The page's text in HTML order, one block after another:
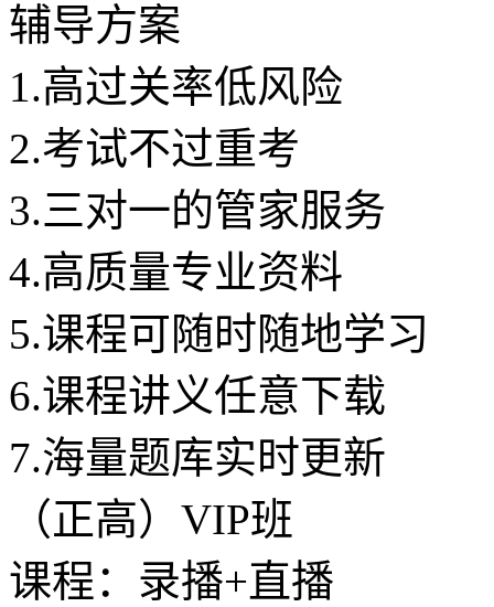
辅导方案
1.高过关率低风险
2.考试不过重考
3.三对一的管家服务
4.高质量专业资料
5.课程可随时随地学习
6.课程讲义任意下载
7.海量题库实时更新
（正高）VIP班
课程：录播+直播